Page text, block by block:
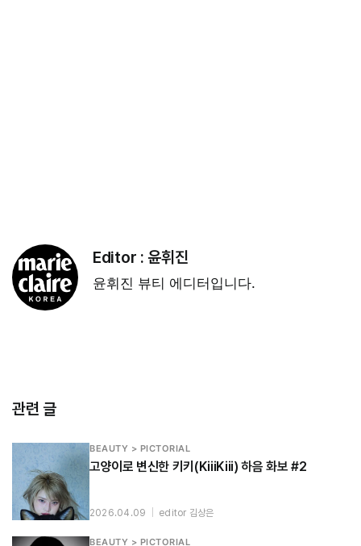
Editor :윤휘진
윤휘진 뷰티 에디터입니다.
관련 글
BEAUTY > PICTORIAL
고양이로 변신한 키키(KiiiKiii) 하음 화보 #2
2026.04.09 editor 김상은
BEAUTY > PICTORIAL